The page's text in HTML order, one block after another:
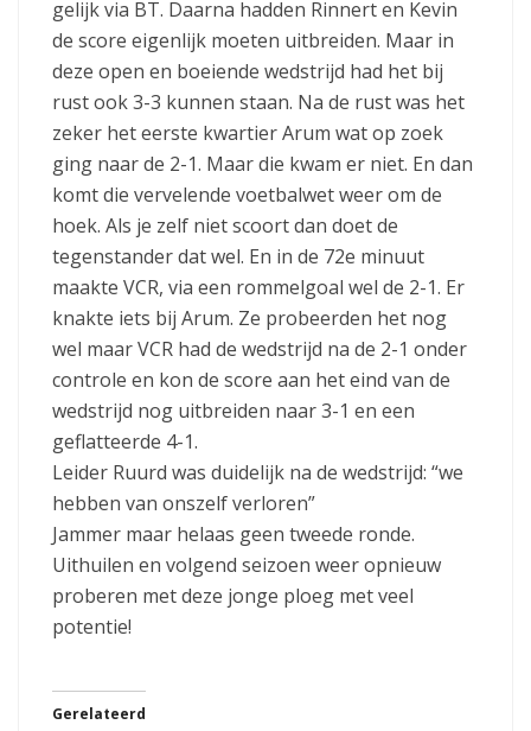
gelijk via BT. Daarna hadden Rinnert en Kevin
de score eigenlijk moeten uitbreiden. Maar in
deze open en boeiende wedstrijd had het bij
rust ook 3-3 kunnen staan. Na de rust was het
zeker het eerste kwartier Arum wat op zoek
ging naar de 2-1. Maar die kwam er niet. En dan
komt die vervelende voetbalwet weer om de
hoek. Als je zelf niet scoort dan doet de
tegenstander dat wel. En in de 72e minuut
maakte VCR, via een rommelgoal wel de 2-1. Er
knakte iets bij Arum. Ze probeerden het nog
wel maar VCR had de wedstrijd na de 2-1 onder
controle en kon de score aan het eind van de
wedstrijd nog uitbreiden naar 3-1 en een
geflatteerde 4-1.
Leider Ruurd was duidelijk na de wedstrijd: “we
hebben van onszelf verloren”
Jammer maar helaas geen tweede ronde.
Uithuilen en volgend seizoen weer opnieuw
proberen met deze jonge ploeg met veel
potentie!
Gerelateerd